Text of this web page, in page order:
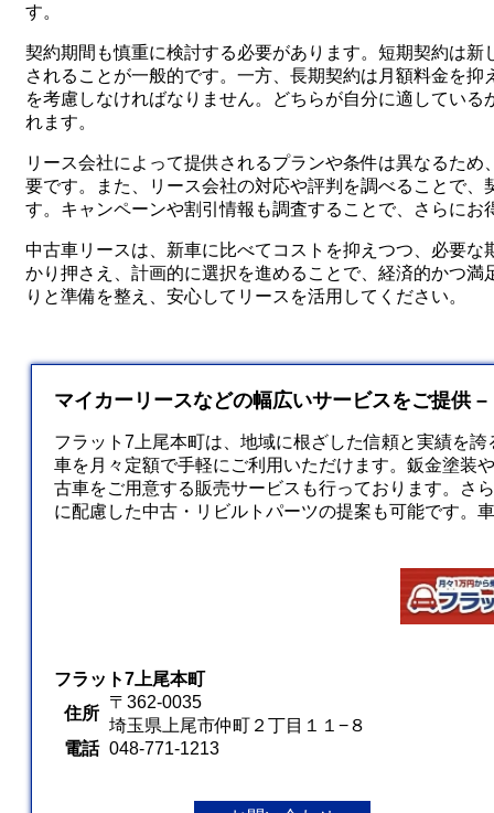
す。
契約期間も慎重に検討する必要があります。短期契約は
されることが一般的です。一方、長期契約は月額料金を
を考慮しなければなりません。どちらが自分に適してい
れます。
リース会社によって提供されるプランや条件は異なるた
要です。また、リース会社の対応や評判を調べることで
す。キャンペーンや割引情報も調査することで、さらに
中古車リースは、新車に比べてコストを抑えつつ、必要
かり押さえ、計画的に選択を進めることで、経済的かつ
りと準備を整え、安心してリースを活用してください。
マイカーリースなどの幅広いサービスをご提供
フラット7上尾本町は、地域に根ざした信頼と実績を
車を月々定額で手軽にご利用いただけます。鈑金塗装
古車をご用意する販売サービスも行っております。さ
に配慮した中古・リビルトパーツの提案も可能です。
フラット7上尾本町
住所
〒362-0035
埼玉県上尾市仲町２丁目１１−８
電話 048-771-1213